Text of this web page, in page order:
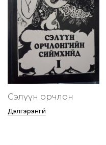
Сэлүүн орчлон
Дэлгэрэнгүй